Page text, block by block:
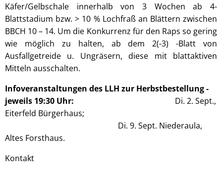
Käfer/Gelbschale innerhalb von 3 Wochen ab 4-
Blattstadium bzw. > 10 % Lochfraß an Blättern zwischen
BBCH 10 – 14. Um die Konkurrenz für den Raps so gering
wie möglich zu halten, ab dem 2(-3) -Blatt von
Ausfallgetreide u. Ungräsern, diese mit blattaktiven
Mitteln ausschalten.
Infoveranstaltungen des LLH zur Herbstbestellung -
jeweils 19:30 Uhr:
Di. 2. Sept.,
Eiterfeld Bürgerhaus;
Di. 9. Sept. Niederaula,
Altes Forsthaus.
Kontakt